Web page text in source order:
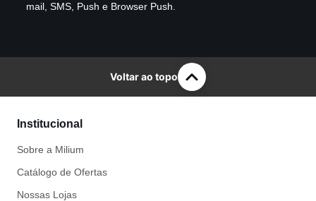
mail, SMS, Push e Browser Push.
Voltar ao topo
Institucional
Sobre a Milium
Catálogo de Ofertas
Nossas Lojas